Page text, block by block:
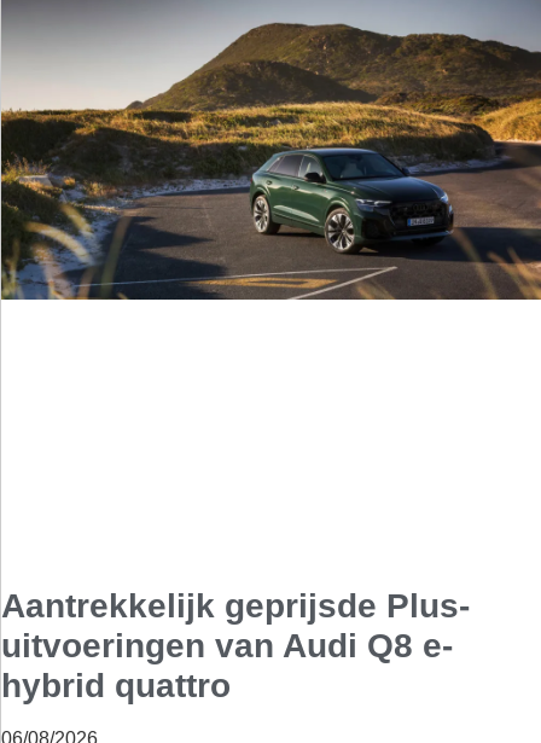
Aantrekkelijk geprijsde Plus-
uitvoeringen van Audi Q8 e-
hybrid quattro